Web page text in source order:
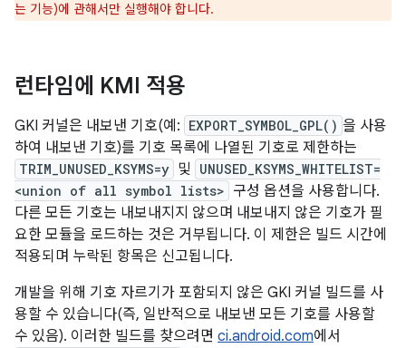
는 기능)에 관해서만 실행해야 합니다.
런타임에 KMI 적용
GKI 커널은 내보낸 기호(예: EXPORT_SYMBOL_GPL() 을 사용
하여 내보낸 기호)를 기호 목록에 나열된 기호로 제한하는
TRIM_UNUSED_KSYMS=y 및 UNUSED_KSYMS_WHITELIST=
<union of all symbol lists> 구성 옵션을 사용합니다.
다른 모든 기호는 내보내지지 않으며 내보내지 않은 기호가 필
요한 모듈을 로드하는 것은 거부됩니다. 이 제한은 빌드 시간에
적용되며 누락된 항목은 신고됩니다.
개발을 위해 기호 자르기가 포함되지 않은 GKI 커널 빌드를 사
용할 수 있습니다(즉, 일반적으로 내보낸 모든 기호를 사용할
수 있음). 이러한 빌드를 찾으려면 ci.android.com에서